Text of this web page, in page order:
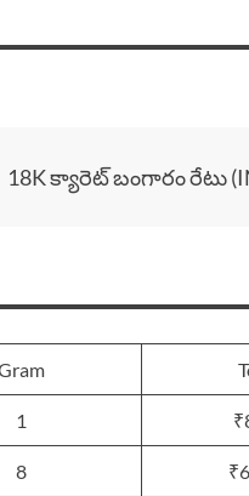
18K క్యారెట్ బంగారం రేటు
1
8